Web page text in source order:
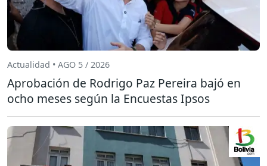
Actualidad • AGO 5 / 2026
Aprobación de Rodrigo Paz Pereira bajó en
ocho meses según la Encuestas Ipsos